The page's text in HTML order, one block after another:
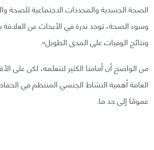
الصحة الجسدية والمحددات الاجتماعية للصحة
وسوء الصحة، توجد ندرة في الأبحاث عن
ونتائج الوفيات على المدى الطويل».
من الواضح أن أمامنا الكثير لنتعلمه، لكن على
العامة أهمية النشاط الجنسي المنتظم في
عمومًا إلى حد ما.